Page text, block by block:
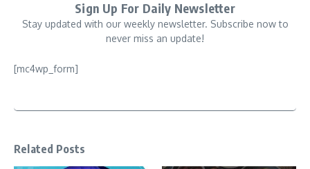
Sign Up For Daily Newsletter
Stay updated with our weekly newsletter. Subscribe now to
never miss an update!
[mc4wp_form]
Related Posts